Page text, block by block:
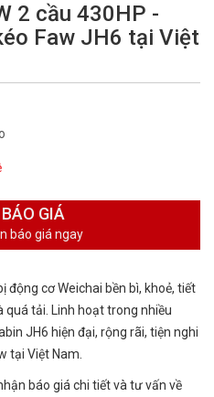
2 cầu 430HP -
Faw JH6 tại Việt
BÁO GIÁ
báo giá ngay
động cơ Weichai bền bì, khoẻ, tiết
quá tải. Linh hoạt trong nhiều
JH6 hiện đại, rộng rãi, tiện nghi
tại Việt Nam.
báo giá chi tiết và tư vấn về